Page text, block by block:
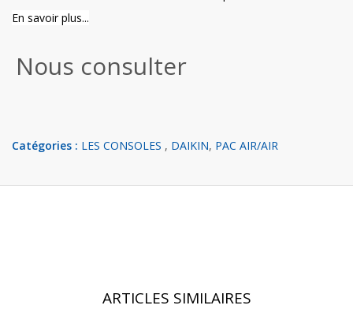
En savoir plus...
Nous consulter
Catégories : LES CONSOLES , DAIKIN, PAC AIR/AIR
ARTICLES SIMILAIRES